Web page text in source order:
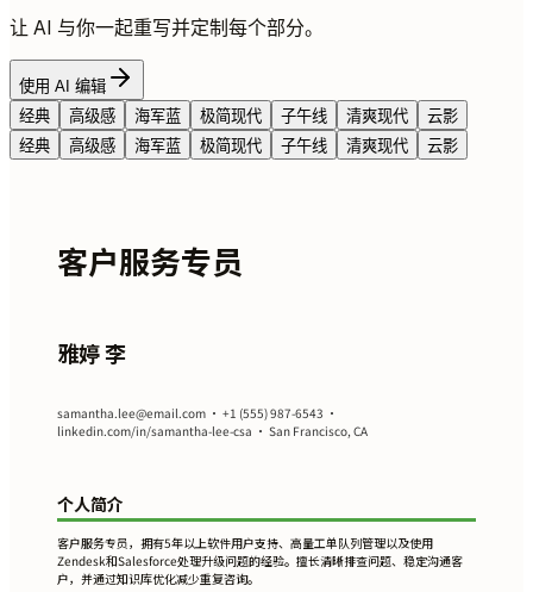
让 AI 与你一起重写并定制每个部分。
使用 AI 编辑
经典
高级感 海军蓝 极简现代 子午线 清爽现代
云影
经典
高级感 海军蓝 极简现代 子午线 清爽现代 云影
客户服务专员
雅婷 李
samantha.lee@email.com • +1 (555) 987-6543 •
linkedin.com/in/samantha-lee-csa • San Francisco, CA
个人简介
客户服务专员，拥有5年以上软件用户支持、高量工单队列管理以及使用
Zendesk和Salesforce处理升级问题的经验。擅长清晰排查问题、稳定沟通客
户，并通过知识库优化减少重复咨询。